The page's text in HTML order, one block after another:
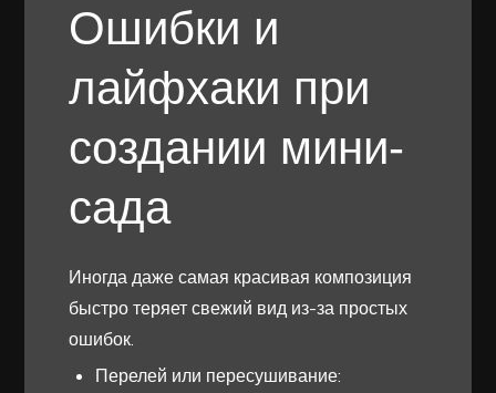
Ошибки и
лайфхаки при
создании мини-
сада
Иногда даже самая красивая композиция
быстро теряет свежий вид из-за простых
ошибок.
Перелей или пересушивание: